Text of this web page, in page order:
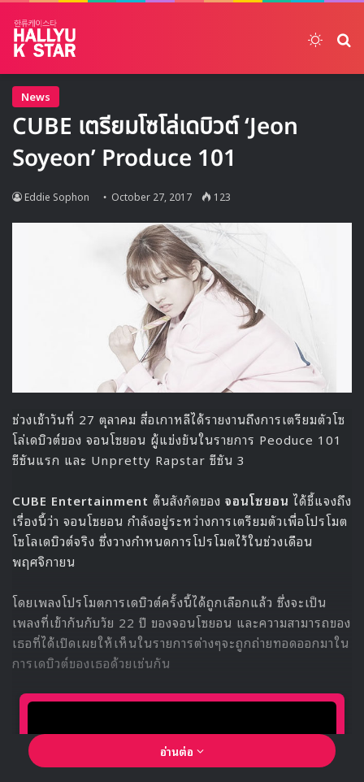
News
CUBE เตรียมโซโล่เดบิวต์ ‘Jeon
Soyeon’ Produce 101
Eddie Sophon October 27, 2017 123
ช่วงเช้าวันที่ 27 ตุลาคม สื่อเกาหลีได้รายงานถึงการเตรียมตัวโซ
โล่เดบิวต์ของ จอนโซยอน ผู้แข่งขันในรายการ Peoduce 101
ซีซันแรก และ Unpretty Rapstar ซีซัน 3
CUBE Entertainment ต้นสังกัดของ จอนโซยอน ได้ชี้แจงถึง
เรื่องนี้ว่า จอนโซยอน กำลังอยู่ระหว่างการเตรียมตัวเพื่อโปรโมต
โซโลเดบิวต์จริง ซึ่งวางกำหนดการโปรโมตไว้ในช่วงเดือน
พฤศจิกายน
โดยเพลงโปรโมตการเดบิวต์ครั้งนี้ได้ถูกเลือกแล้ว ซึ่งจะเป็น
เพลงที่เข้ากันกับวัย 22 ปี ของจอนโซยอน และความสามารถของ
เธอที่ได้เปิดเผยให้เห็นในรายการต่างๆจะถูกถ่ายทอดออกมาใน
การเดบิวต์ของเธอด้วยเช่นกัน
อ่านต่อ